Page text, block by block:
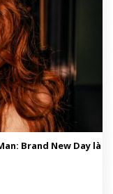
Brand New Day là